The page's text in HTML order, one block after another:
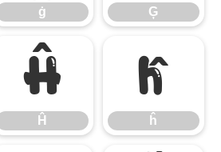
ġ Ģ
Ĥ
Ĥ
ĥ
ĥ